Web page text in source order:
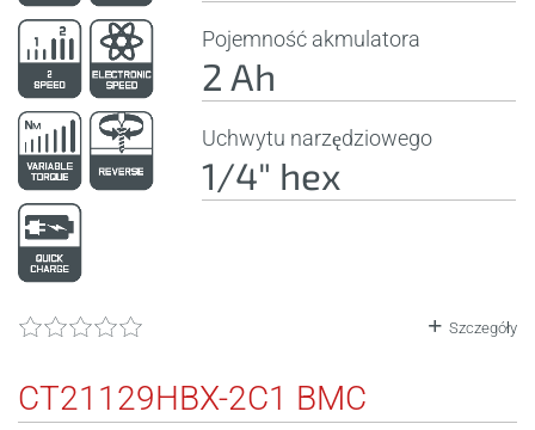
Pojemność akmulatora
2 Ah
Uchwytu narzędziowego
1/4" hex
Szczegóły
CT21129HBX-2C1 BMC